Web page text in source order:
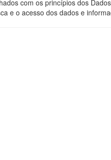
com os princípios dos
e o acesso dos dados e